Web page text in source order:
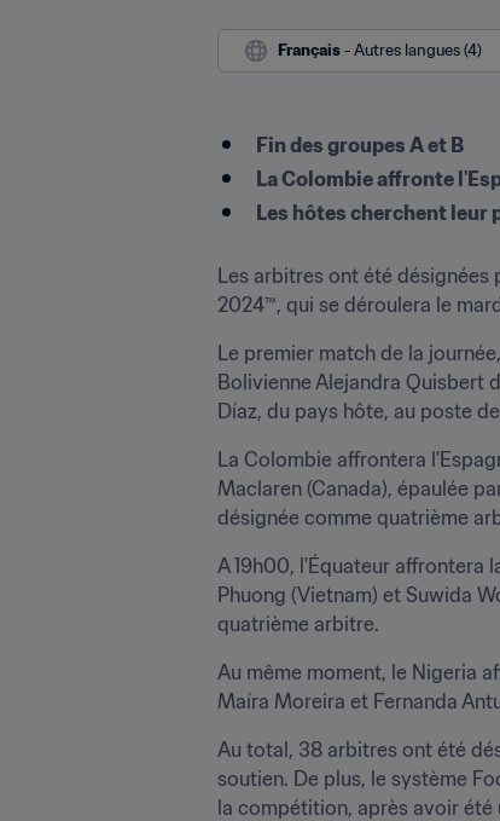
Français - Autres langues (4)
Fin des groupes A et B
La Colombie affronte
Les hôtes cherchent leur
Les arbitres ont été désignées
2024™, qui se déroulera le
Le premier match de la
Bolivienne Alejandra Quisbert
Díaz, du pays hôte, au poste
La Colombie affrontera
Maclaren (Canada), épaulée
désignée comme quatrième
A 19h00, l'Équateur affrontera
Phuong (Vietnam) et Suwida
quatrième arbitre.
Au même moment, le Nigeria
Maíra Moreira et Fernanda
Au total, 38 arbitres ont été
soutien. De plus, le système
la compétition, après avoir été